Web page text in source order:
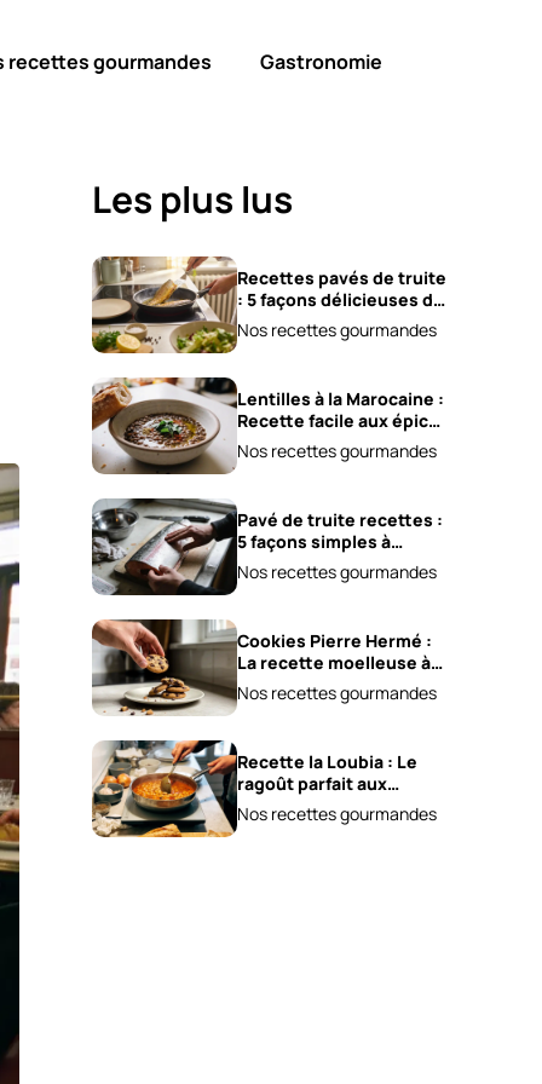
recettes gourmandes Gastronomie
Les plus lus
Recettes pavés de truite
: 5 façons délicieuses de
les cuisiner !
Nos recettes gourmandes
Lentilles à la Marocaine :
Recette facile aux épices
et carottes!
Nos recettes gourmandes
Pavé de truite recettes :
5 façons simples à
essayer !
Nos recettes gourmandes
Cookies Pierre Hermé :
La recette moelleuse à
adopter !
Nos recettes gourmandes
Recette la Loubia : Le
ragoût parfait aux
haricots blancs !
Nos recettes gourmandes